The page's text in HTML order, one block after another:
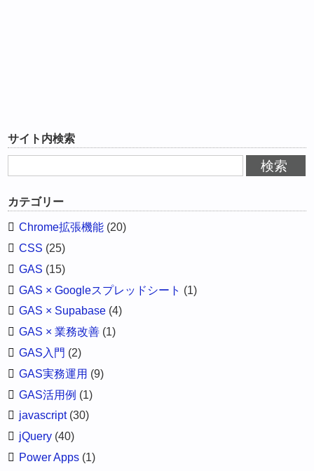
サイト内検索
カテゴリー
Chrome拡張機能 (20)
CSS (25)
GAS (15)
GAS × Googleスプレッドシート (1)
GAS × Supabase (4)
GAS × 業務改善 (1)
GAS入門 (2)
GAS実務運用 (9)
GAS活用例 (1)
javascript(30)
jQuery (40)
Power Apps (1)